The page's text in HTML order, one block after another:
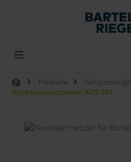
Produkte Schutzanzüge
Strahlerschutzhaube ACS 951
ACS 951